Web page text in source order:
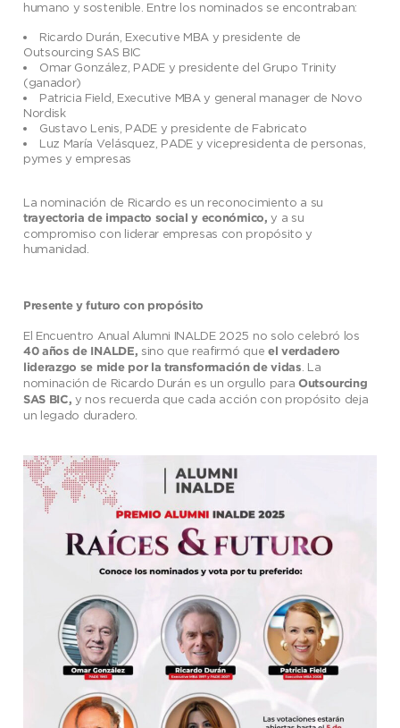
humano y sostenible. Entre los nominados se encontraban:
Ricardo Durán, Executive MBA y presidente de
Outsourcing SAS BIC
Omar González, PADE y presidente del Grupo Trinity
(ganador)
Patricia Field, Executive MBA y general manager de Novo
Nordisk
Gustavo Lenis, PADE y presidente de Fabricato
Luz María Velásquez, PADE y vicepresidenta de personas,
pymes y empresas
La nominación de Ricardo es un reconocimiento a su
trayectoria de impacto social y económico, y a su
compromiso con liderar empresas con propósito y
humanidad.
Presente y futuro con propósito
El Encuentro Anual Alumni INALDE 2025 no solo celebró los
40 años de INALDE, sino que reafirmó que el verdadero
liderazgo se mide por la transformación de vidas
. La
nominación de Ricardo Durán es un orgullo para Outsourcing
SAS BIC, y nos recuerda que cada acción con propósito deja
un legado duradero.